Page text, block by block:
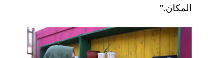
المكان.”